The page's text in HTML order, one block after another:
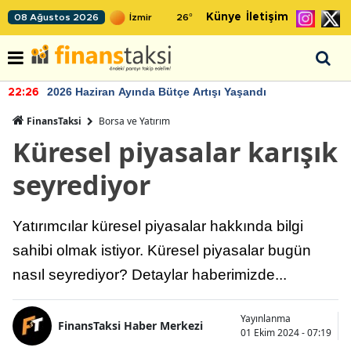
08 Ağustos 2026 26° Künye İletişim
22:26 2026 Haziran Ayında Bütçe Artışı Yaşandı
FinansTaksi Borsa ve Yatırım
Küresel piyasalar karışık
seyrediyor
Yatırımcılar küresel piyasalar hakkında bilgi
sahibi olmak istiyor. Küresel piyasalar bugün
nasıl seyrediyor? Detaylar haberimizde...
FinansTaksi Haber Merkezi
Yayınlanma
01 Ekim 2024 - 07:19